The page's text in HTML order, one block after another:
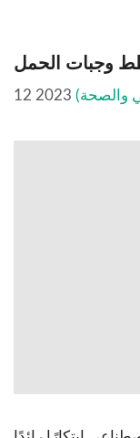
12 2023 والصحة)